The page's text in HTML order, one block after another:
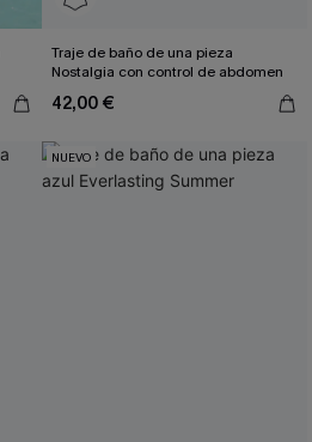
Traje de baño de una pieza
Nostalgia con control de abdomen
42,00 €
NUEVO